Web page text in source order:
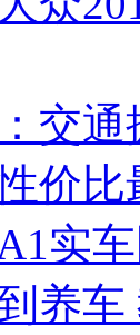
交通
价比
实
养